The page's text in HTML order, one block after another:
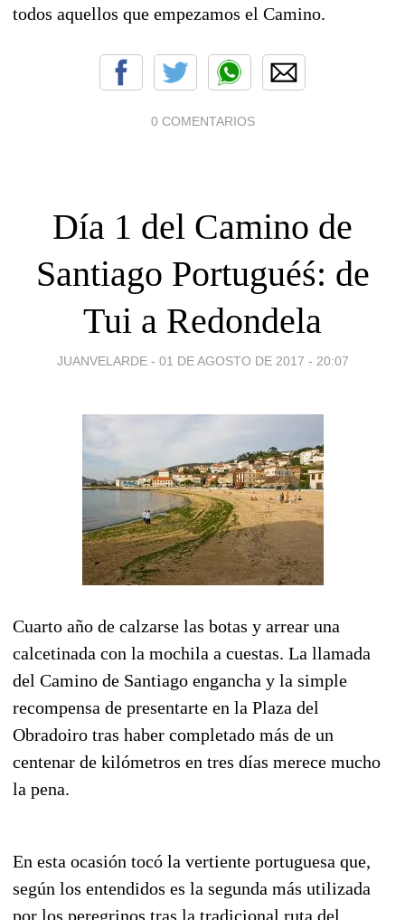
todos aquellos que empezamos el Camino.
0 COMENTARIOS
Día 1 del Camino de
Santiago Portuguéś: de
Tui a Redondela
JUANVELARDE - 01 DE AGOSTO DE 2017 - 20:07
Cuarto año de calzarse las botas y arrear una
calcetinada con la mochila a cuestas. La llamada
del Camino de Santiago engancha y la simple
recompensa de presentarte en la Plaza del
Obradoiro tras haber completado más de un
centenar de kilómetros en tres días merece mucho
la pena.
En esta ocasión tocó la vertiente portuguesa que,
según los entendidos es la segunda más utilizada
por los peregrinos tras la tradicional ruta del